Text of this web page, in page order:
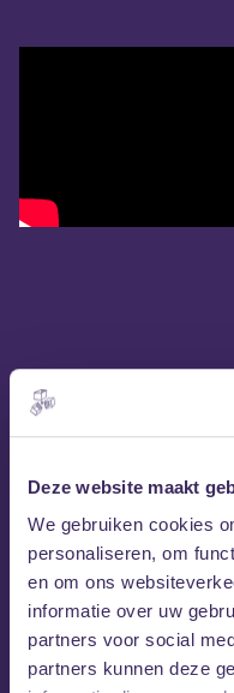
Deze website maakt
We gebruiken cookies
personaliseren, om
en om ons
informatie over uw
partners voor social
partners kunnen deze